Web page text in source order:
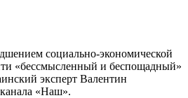
социально-экономической
«бессмысленный и беспощадный»
эксперт Валентин
«Наш».